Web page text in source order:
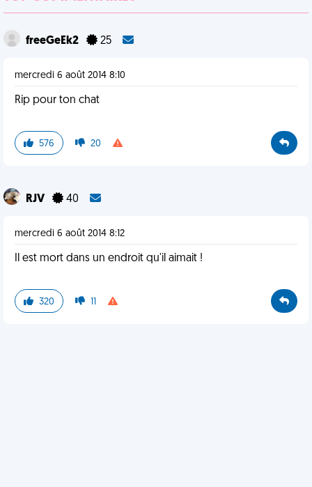
freeGeEk2 25
mercredi 6 août 2014 8:10
Rip pour ton chat
576 20
RJV 40
mercredi 6 août 2014 8:12
Il est mort dans un endroit qu'il aimait !
320 11